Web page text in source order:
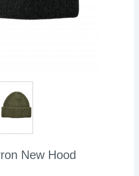
New Hood